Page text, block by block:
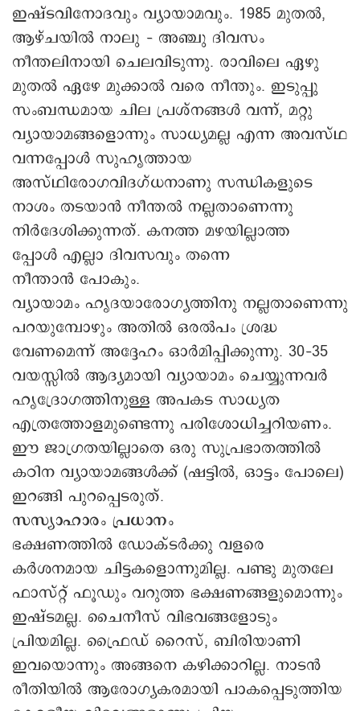
ഇഷ്ടവിനോദവും വ്യായാമവും. 1985 മുതൽ,
ആഴ്ചയിൽ നാലു – അഞ്ചു ദിവസം
നീന്തലിനായി ചെലവിടുന്നു. രാവിലെ ഏഴു
മുതൽ ഏഴേ മുക്കാൽ വരെ നീന്തും. ഇടുപ്പു
സംബന്ധമായ ചില പ്രശ്നങ്ങൾ വന്ന്, മറ്റു
വ്യായാമങ്ങളൊന്നും സാധ്യമല്ല എന്ന അവസ്ഥ
വന്നപ്പോൾ സുഹൃത്തായ
അസ്ഥിരോഗവിദഗ്ധനാണു സന്ധികളുടെ
നാശം തടയാൻ നീന്തൽ നല്ലതാണെന്നു
നിർദേശിക്കുന്നത്. കനത്ത മഴയില്ലാത്ത
പ്പോൾ എല്ലാ ദിവസവും തന്നെ
നീന്താൻ പോകും.
വ്യായാമം ഹൃദയാരോഗ്യത്തിനു നല്ലതാണെന്നു
പറയുമ്പോഴും അതിൽ ഒരൽപം ശ്രദ്ധ
വേണമെന്ന് അദ്ദേഹം ഒാർമിപ്പിക്കുന്നു. 30–35
വയസ്സിൽ ആദ്യമായി വ്യായാമം ചെയ്യുന്നവർ
ഹൃദ്രോഗത്തിനുള്ള അപകട സാധ്യത
എത്രത്തോളമുണ്ടെന്നു പരിശോധിച്ചറിയണം.
ഈ ജാഗ്രതയില്ലാതെ ഒരു സുപ്രഭാതത്തിൽ
കഠിന വ്യായാമങ്ങൾക്ക് (ഷട്ടിൽ, ഒാട്ടം പോലെ)
ഇറങ്ങി പുറപ്പെടരുത്.
സസ്യാഹാരം പ്രധാനം
ഭക്ഷണത്തിൽ ഡോക്ടർക്കു വളരെ
കർശനമായ ചിട്ടകളൊന്നുമില്ല. പണ്ടു മുതലേ
ഫാസ്റ്റ് ഫൂഡും വറുത്ത ഭക്ഷണങ്ങളുമൊന്നും
ഇഷ്ടമല്ല. ചൈനീസ് വിഭവങ്ങളോടും
പ്രിയമില്ല. ഫ്രൈഡ് റൈസ്, ബിരിയാണി
ഇവയൊന്നും അങ്ങനെ കഴിക്കാറില്ല. നാടൻ
രീതിയിൽ ആരോഗ്യകരമായി പാകപ്പെടുത്തിയ